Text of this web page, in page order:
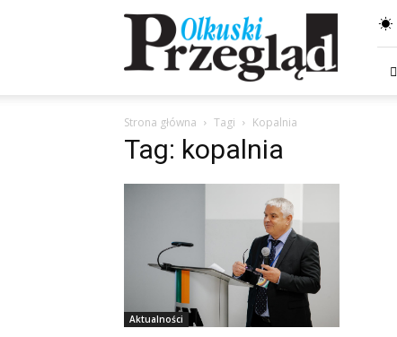
Przegląd
Olkuski
Strona główna Tagi Kopalnia
Tag: kopalnia
Aktualności